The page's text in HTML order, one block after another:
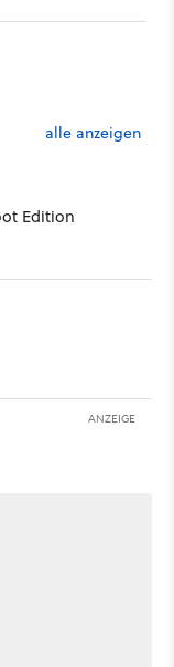
alle anzeigen
Edition
ANZEIGE